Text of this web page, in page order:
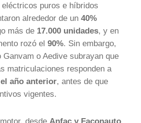
puros e híbridos
alrededor de un 40%
más de 17.000 unidades, y en
rozó el 90%. Sin embargo,
o Aedive subrayan que
matriculaciones responden a
año anterior, antes de que
vigentes.
desde Anfac y Faconauto